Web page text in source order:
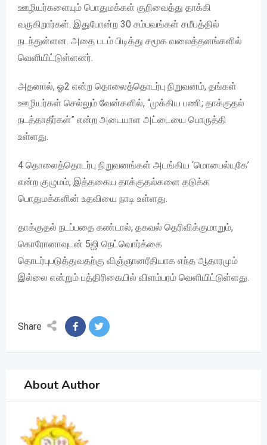
ஊழியர்களையும் பொதுமக்கள் குறிவைத்து தாக்கி
வருகிறார்கள். இதுபோன்ற 30 சம்பவங்கள் சமீபத்தில்
நடந்துள்ளன. அதை படம் பிடித்து சமூக வலைத்தளங்களில்
வெளியிட்டுள்ளனர்.
அதனால், ஓ2 என்ற தொலைத்தொடர்பு நிறுவனம், தங்கள்
ஊழியர்கள் செல்லும் வேன்களில், “முக்கிய பணி; தாக்குதல்
நடத்தாதீர்கள்” என்ற அடையாள அட்டையை பொருத்தி
உள்ளது.
4 தொலைத்தொடர்பு நிறுவனங்கள் அடங்கிய ‘மொபைல்யுகே’
என்ற குழுமம், இத்தகைய தாக்குதல்களை தடுக்க
பொதுமக்களின் உதவியை நாடி உள்ளது.
தாக்குதல் நடப்பதை கண்டால், தகவல் தெரிவிக்குமாறும்,
கொரோனாவுடன் 5ஜி நெட்வொர்க்கை
தொடர்புபடுத்துவதற்கு விஞ்ஞானரீதியாக எந்த ஆதாரமும்
இல்லை என்றும் பத்திரிகையில் விளம்பரம் வெளியிட்டுள்ளது.
Share
About Author